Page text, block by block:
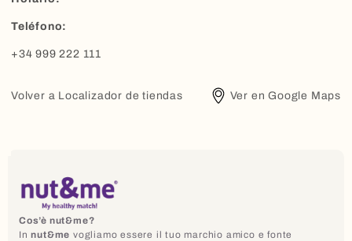
Teléfono:
+34 999 222 111
Volver a Localizador de tiendas Ver en Google Maps
Cos’è nut&me?
Innut&me vogliamo essere il tuo marchio amico e fonte